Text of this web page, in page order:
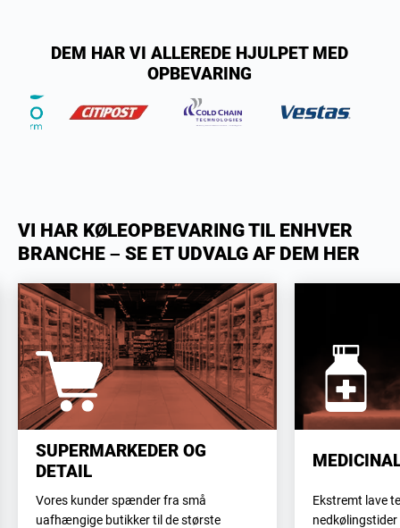
DEM HAR VI ALLEREDE HJULPET MED
OPBEVARING
VI HAR KØLEOPBEVARING TIL ENHVER
BRANCHE – SE ET UDVALG AF DEM HER
SUPERMARKEDER OG
DETAIL
Vores kunder spænder fra små
uafhængige butikker til de største
Ekstremt lave